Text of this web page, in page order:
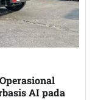
AI pada